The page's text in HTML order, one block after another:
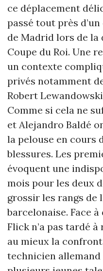
ce déplacement
passé tout près
de Madrid lors de
Coupe du Roi. Une
un contexte
privés notamment
Robert
Comme si cela ne
et Alejandro Baldé
la pelouse en cours
blessures. Les
évoquent une
mois pour les deux
grossir les rangs de
barcelonaise. Face
Flick n’a pas tardé
au mieux la
technicien allemand